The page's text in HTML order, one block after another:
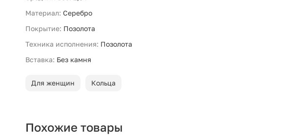
Материал: Серебро
Покрытие: Позолота
Техника исполнения: Позолота
Вставка: Без камня
Для женщин Кольца
Похожие товары